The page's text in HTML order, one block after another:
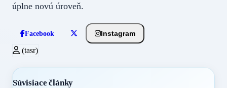
úplne novú úroveň.
Facebook Instagram
(tasr)
Súvisiace články